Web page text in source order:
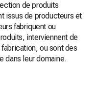
de produits
issus de producteurs et
fabriquent ou
interviennent de
ou sont des
dans leur domaine.